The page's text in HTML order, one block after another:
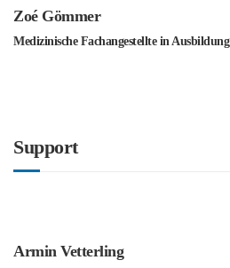
Zoé Gömmer
Medizinische Fachangestellte in Ausbildung
Support
Armin Vetterling